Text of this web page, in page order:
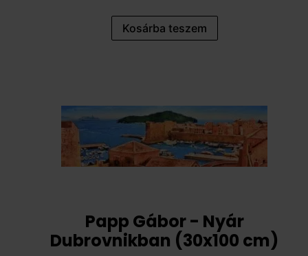
Kosárba teszem
Papp Gábor - Nyár
Dubrovnikban (30x100 cm)